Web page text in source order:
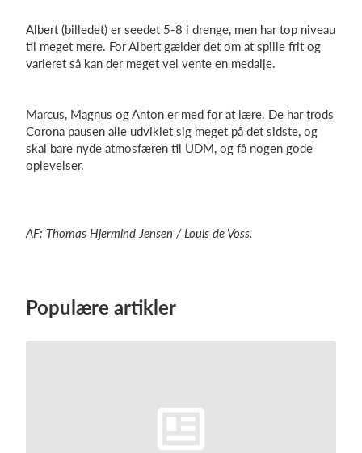
Albert (billedet) er seedet 5-8 i drenge, men har top niveau
til meget mere. For Albert gælder det om at spille frit og
varieret så kan der meget vel vente en medalje.
Marcus, Magnus og Anton er med for at lære. De har trods
Corona pausen alle udviklet sig meget på det sidste, og
skal bare nyde atmosfæren til UDM, og få nogen gode
oplevelser.
AF: Thomas Hjermind Jensen / Louis de Voss.
Populære artikler